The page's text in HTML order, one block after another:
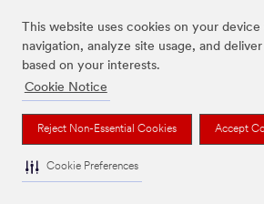
This website uses cookies on your
navigation, analyze site usage, and
based on your interests.
Cookie Notice
Reject Non-Essential Cookies Accept
Cookie Preferences